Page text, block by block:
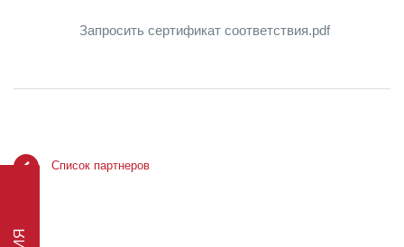
Запросить сертификат соответствия.pdf
Список партнеров